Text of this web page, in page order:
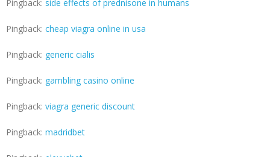
Pingback: side effects of prednisone in humans
Pingback: cheap viagra online in usa
Pingback: generic cialis
Pingback: gambling casino online
Pingback: viagra generic discount
Pingback: madridbet